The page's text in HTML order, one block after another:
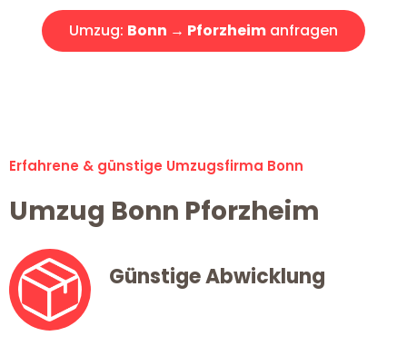
Umzug: Bonn → Pforzheim anfragen
Erfahrene & günstige Umzugsfirma Bonn
Umzug Bonn Pforzheim
Günstige Abwicklung